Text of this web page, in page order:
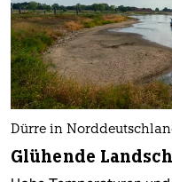
Dürre in
Glühende